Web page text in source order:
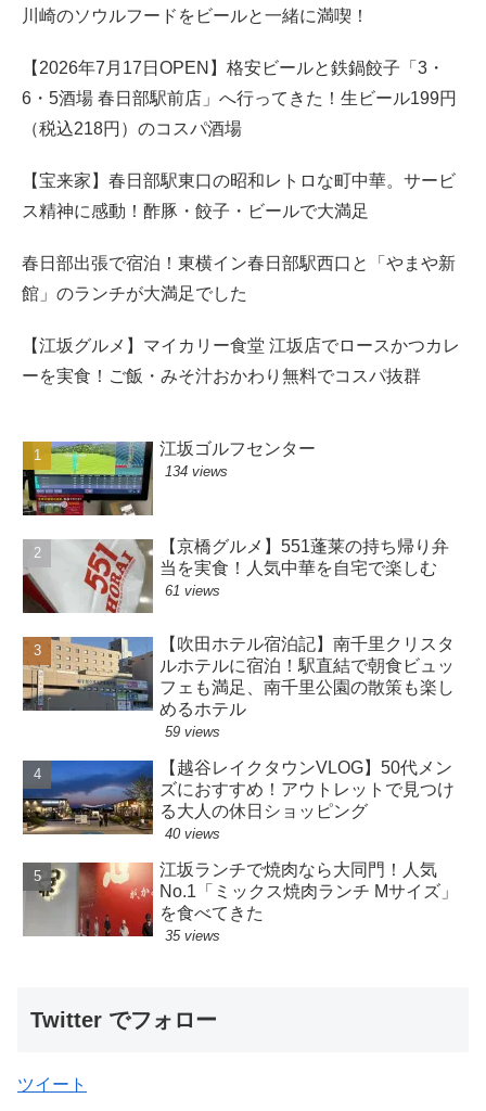
川崎のソウルフードをビールと一緒に満喫！
【2026年7月17日OPEN】格安ビールと鉄鍋餃子「3・
6・5酒場 春日部駅前店」へ行ってきた！生ビール199円
（税込218円）のコスパ酒場
【宝来家】春日部駅東口の昭和レトロな町中華。サービ
ス精神に感動！酢豚・餃子・ビールで大満足
春日部出張で宿泊！東横イン春日部駅西口と「やまや新
館」のランチが大満足でした
【江坂グルメ】マイカリー食堂 江坂店でロースかつカレ
ーを実食！ご飯・みそ汁おかわり無料でコスパ抜群
江坂ゴルフセンター
134 views
【京橋グルメ】551蓬莱の持ち帰り弁
当を実食！人気中華を自宅で楽しむ
61 views
【吹田ホテル宿泊記】南千里クリスタ
ルホテルに宿泊！駅直結で朝食ビュッ
フェも満足、南千里公園の散策も楽し
めるホテル
59 views
【越谷レイクタウンVLOG】50代メン
ズにおすすめ！アウトレットで見つけ
る大人の休日ショッピング
40 views
江坂ランチで焼肉なら大同門！人気
No.1「ミックス焼肉ランチ Mサイズ」
を食べてきた
35 views
Twitter でフォロー
ツイート